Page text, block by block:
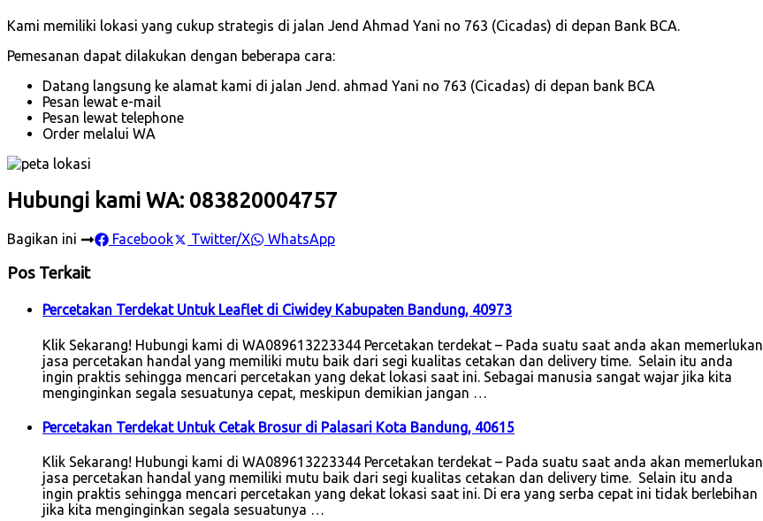
Kami memiliki lokasi yang cukup strategis di jalan Jend Ahmad Yani no 763 (Cicadas) di depan Bank BCA.
Pemesanan dapat dilakukan dengan beberapa cara:
Datang langsung ke alamat kami di jalan Jend. ahmad Yani no 763 (Cicadas) di depan bank BCA
Pesan lewat e-mail
Pesan lewat telephone
Order melalui WA
Hubungi kami WA: 083820004757
Bagikan ini Facebook Twitter/X WhatsApp
Pos Terkait
Percetakan Terdekat Untuk Leaflet di Ciwidey Kabupaten Bandung, 40973
Klik Sekarang! Hubungi kami di WA089613223344 Percetakan terdekat – Pada suatu saat anda akan memerlukan
jasa percetakan handal yang memiliki mutu baik dari segi kualitas cetakan dan delivery time. Selain itu anda
ingin praktis sehingga mencari percetakan yang dekat lokasi saat ini. Sebagai manusia sangat wajar jika kita
menginginkan segala sesuatunya cepat, meskipun demikian jangan …
Percetakan Terdekat Untuk Cetak Brosur di Palasari Kota Bandung, 40615
Klik Sekarang! Hubungi kami di WA089613223344 Percetakan terdekat – Pada suatu saat anda akan memerlukan
jasa percetakan handal yang memiliki mutu baik dari segi kualitas cetakan dan delivery time. Selain itu anda
ingin praktis sehingga mencari percetakan yang dekat lokasi saat ini. Di era yang serba cepat ini tidak berlebihan
jika kita menginginkan segala sesuatunya …